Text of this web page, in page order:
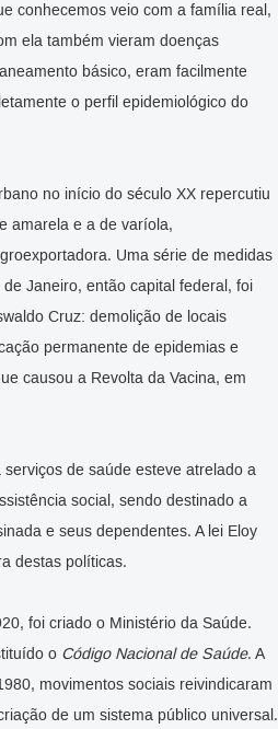
conhecemos veio com a família real,
ela também vieram doenças
básico, eram facilmente
o perfil epidemiológico do
no início do século XX repercutiu
amarela e a de varíola,
Uma série de medidas
Janeiro, então capital federal, foi
Cruz: demolição de locais
permanente de epidemias e
causou a Revolta da Vacina, em
de saúde esteve atrelado a
social, sendo destinado a
e seus dependentes. A lei Eloy
destas políticas.
foi criado o Ministério da Saúde.
o Código Nacional de Saúde. A
movimentos sociais reivindicaram
de um sistema público universal.